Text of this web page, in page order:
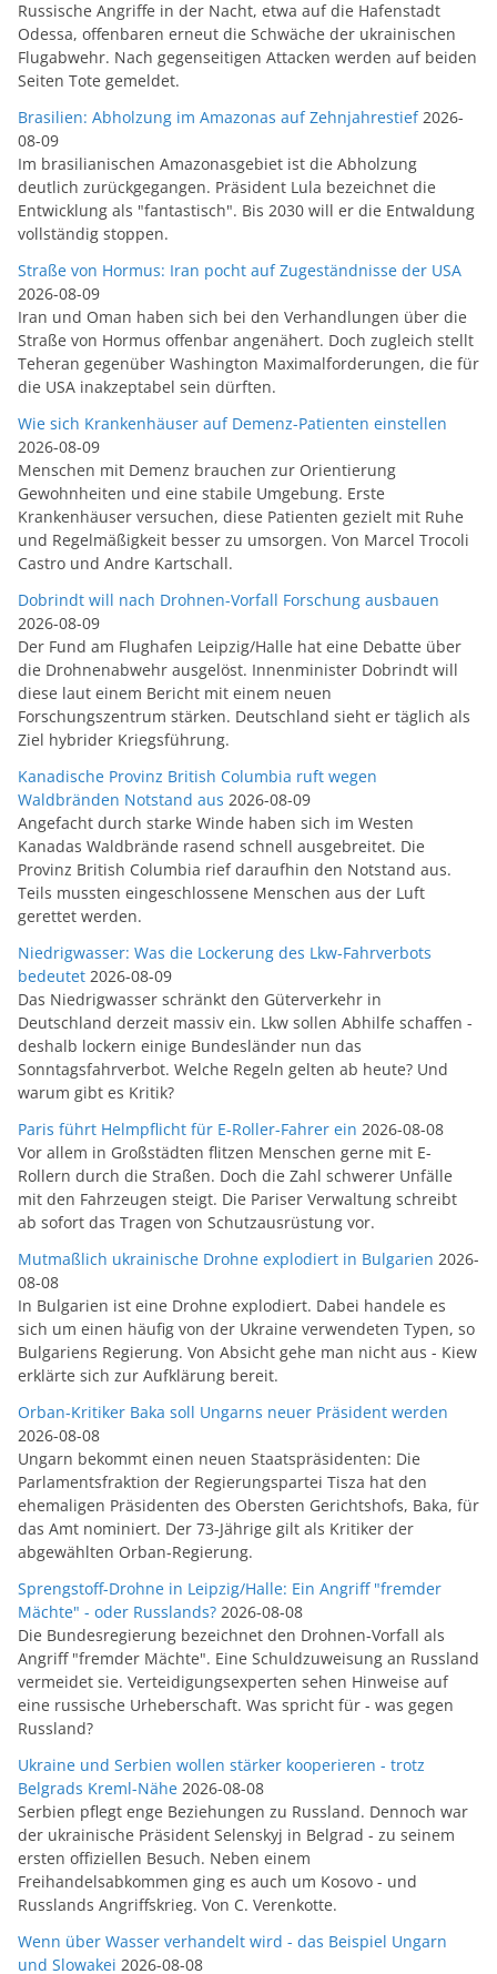
Russische Angriffe in der Nacht, etwa auf die Hafenstadt
Odessa, offenbaren erneut die Schwäche der ukrainischen
Flugabwehr. Nach gegenseitigen Attacken werden auf beiden
Seiten Tote gemeldet.
Brasilien: Abholzung im Amazonas auf Zehnjahrestief 2026-
08-09
Im brasilianischen Amazonasgebiet ist die Abholzung
deutlich zurückgegangen. Präsident Lula bezeichnet die
Entwicklung als "fantastisch". Bis 2030 will er die Entwaldung
vollständig stoppen.
Straße von Hormus: Iran pocht auf Zugeständnisse der USA
2026-08-09
Iran und Oman haben sich bei den Verhandlungen über die
Straße von Hormus offenbar angenähert. Doch zugleich stellt
Teheran gegenüber Washington Maximalforderungen, die für
die USA inakzeptabel sein dürften.
Wie sich Krankenhäuser auf Demenz-Patienten einstellen
2026-08-09
Menschen mit Demenz brauchen zur Orientierung
Gewohnheiten und eine stabile Umgebung. Erste
Krankenhäuser versuchen, diese Patienten gezielt mit Ruhe
und Regelmäßigkeit besser zu umsorgen. Von Marcel Trocoli
Castro und Andre Kartschall.
Dobrindt will nach Drohnen-Vorfall Forschung ausbauen
2026-08-09
Der Fund am Flughafen Leipzig/Halle hat eine Debatte über
die Drohnenabwehr ausgelöst. Innenminister Dobrindt will
diese laut einem Bericht mit einem neuen
Forschungszentrum stärken. Deutschland sieht er täglich als
Ziel hybrider Kriegsführung.
Kanadische Provinz British Columbia ruft wegen
Waldbränden Notstand aus 2026-08-09
Angefacht durch starke Winde haben sich im Westen
Kanadas Waldbrände rasend schnell ausgebreitet. Die
Provinz British Columbia rief daraufhin den Notstand aus.
Teils mussten eingeschlossene Menschen aus der Luft
gerettet werden.
Niedrigwasser: Was die Lockerung des Lkw-Fahrverbots
bedeutet 2026-08-09
Das Niedrigwasser schränkt den Güterverkehr in
Deutschland derzeit massiv ein. Lkw sollen Abhilfe schaffen -
deshalb lockern einige Bundesländer nun das
Sonntagsfahrverbot. Welche Regeln gelten ab heute? Und
warum gibt es Kritik?
Paris führt Helmpflicht für E-Roller-Fahrer ein 2026-08-08
Vor allem in Großstädten flitzen Menschen gerne mit E-
Rollern durch die Straßen. Doch die Zahl schwerer Unfälle
mit den Fahrzeugen steigt. Die Pariser Verwaltung schreibt
ab sofort das Tragen von Schutzausrüstung vor.
Mutmaßlich ukrainische Drohne explodiert in Bulgarien 2026-
08-08
In Bulgarien ist eine Drohne explodiert. Dabei handele es
sich um einen häufig von der Ukraine verwendeten Typen, so
Bulgariens Regierung. Von Absicht gehe man nicht aus - Kiew
erklärte sich zur Aufklärung bereit.
Orban-Kritiker Baka soll Ungarns neuer Präsident werden
2026-08-08
Ungarn bekommt einen neuen Staatspräsidenten: Die
Parlamentsfraktion der Regierungspartei Tisza hat den
ehemaligen Präsidenten des Obersten Gerichtshofs, Baka, für
das Amt nominiert. Der 73-Jährige gilt als Kritiker der
abgewählten Orban-Regierung.
Sprengstoff-Drohne in Leipzig/Halle: Ein Angriff "fremder
Mächte" - oder Russlands? 2026-08-08
Die Bundesregierung bezeichnet den Drohnen-Vorfall als
Angriff "fremder Mächte". Eine Schuldzuweisung an Russland
vermeidet sie. Verteidigungsexperten sehen Hinweise auf
eine russische Urheberschaft. Was spricht für - was gegen
Russland?
Ukraine und Serbien wollen stärker kooperieren - trotz
Belgrads Kreml-Nähe 2026-08-08
Serbien pflegt enge Beziehungen zu Russland. Dennoch war
der ukrainische Präsident Selenskyj in Belgrad - zu seinem
ersten offiziellen Besuch. Neben einem
Freihandelsabkommen ging es auch um Kosovo - und
Russlands Angriffskrieg. Von C. Verenkotte.
Wenn über Wasser verhandelt wird - das Beispiel Ungarn
und Slowakei 2026-08-08